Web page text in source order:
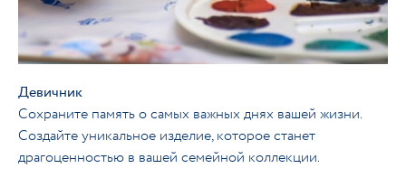
Девичник
Сохраните память о самых важных днях вашей жизни.
Создайте уникальное изделие, которое станет
драгоценностью в вашей семейной коллекции.